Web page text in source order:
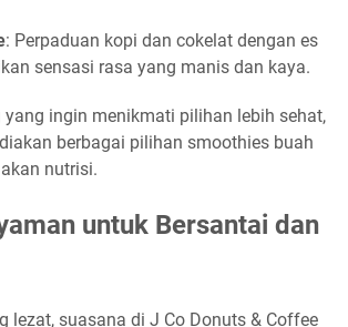
: Perpaduan kopi dan cokelat dengan es
sensasi rasa yang manis dan kaya.
yang ingin menikmati pilihan lebih sehat,
berbagai pilihan smoothies buah
nutrisi.
untuk Bersantai dan
lezat, suasana di J Co Donuts & Coffee